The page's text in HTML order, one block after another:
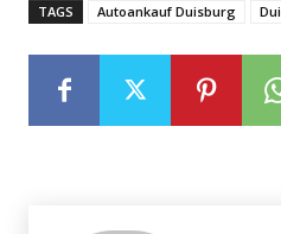
TAGS Autoankauf Duisburg